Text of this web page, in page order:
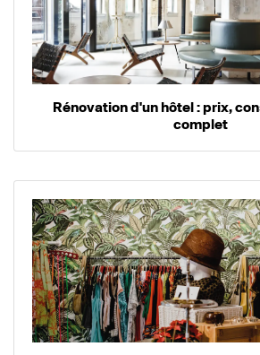
Rénovation d'un hôtel : prix,
complet